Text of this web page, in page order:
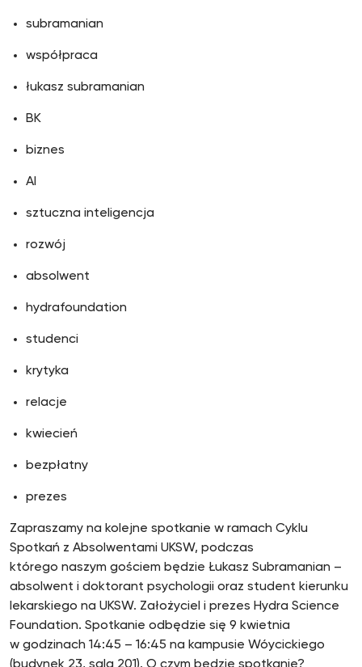
subramanian
współpraca
łukasz subramanian
BK
biznes
AI
sztuczna inteligencja
rozwój
absolwent
hydrafoundation
studenci
krytyka
relacje
kwiecień
bezpłatny
prezes
Zapraszamy na kolejne spotkanie w ramach Cyklu
Spotkań z Absolwentami UKSW, podczas
którego naszym gościem będzie Łukasz Subramanian –
absolwent i doktorant psychologii oraz student kierunku
lekarskiego na UKSW. Założyciel i prezes Hydra Science
Foundation. Spotkanie odbędzie się 9 kwietnia
w godzinach 14:45 – 16:45 na kampusie Wóycickiego